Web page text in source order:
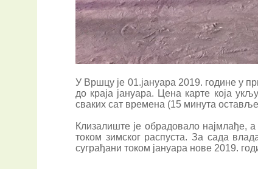
У Вршцу је 01.јануара 2019. године у
до краја јануара. Цена карте која
сваких сат времена (15 минута
Клизалиште је обрадовало најмлађе,
током зимског распуста. За сада
суграђани током јануара нове 2019.